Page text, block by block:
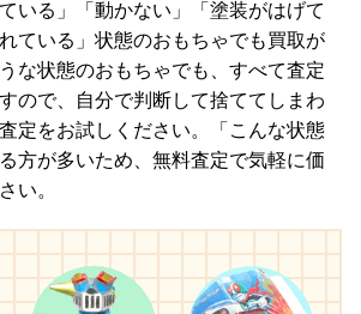
いる」「動かない」「塗装がはげて
ている」状態のおもちゃでも買取が
な状態のおもちゃでも、すべて査定
ので、自分で判断して捨ててしまわ
定をお試しください。「こんな状態
方が多いため、無料査定で気軽に価
い。